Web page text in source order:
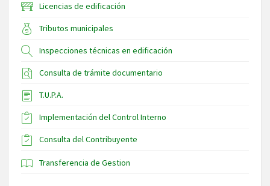
Licencias de edificación
Tributos municipales
Inspecciones técnicas en edificación
Consulta de trámite documentario
T.U.P.A.
Implementación del Control Interno
Consulta del Contribuyente
Transferencia de Gestion